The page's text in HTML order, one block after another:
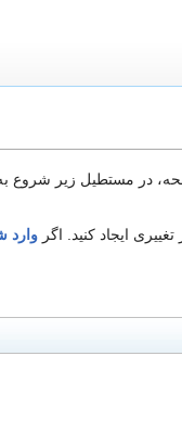
در مستطیل زیر شروع
ایجاد کنید. اگر وارد